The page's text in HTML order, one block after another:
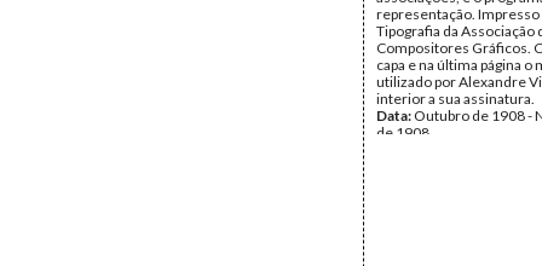
representação. Impresso
Tipografia da Associação
Compositores Gráficos.
capa e na última página o
utilizado por Alexandre
interior a sua assinatura.
Data: Outubro de 1908 -
de 1908